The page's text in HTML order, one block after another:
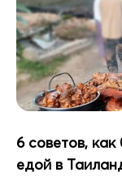
6 советов,
едой в